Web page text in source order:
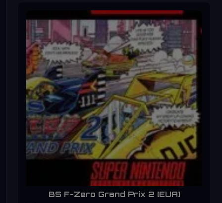
BS F-Zero Grand Prix 2 [EUA]